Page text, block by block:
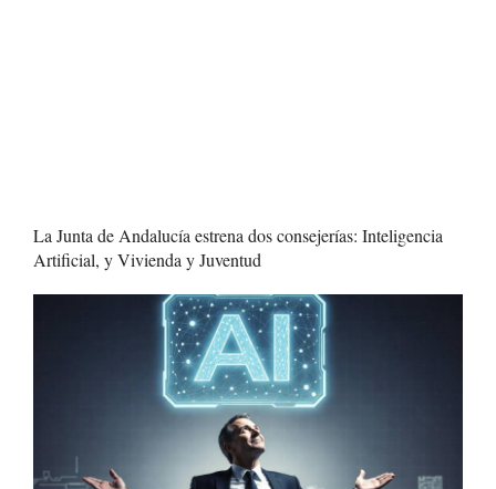
La Junta de Andalucía estrena dos consejerías: Inteligencia
Artificial, y Vivienda y Juventud